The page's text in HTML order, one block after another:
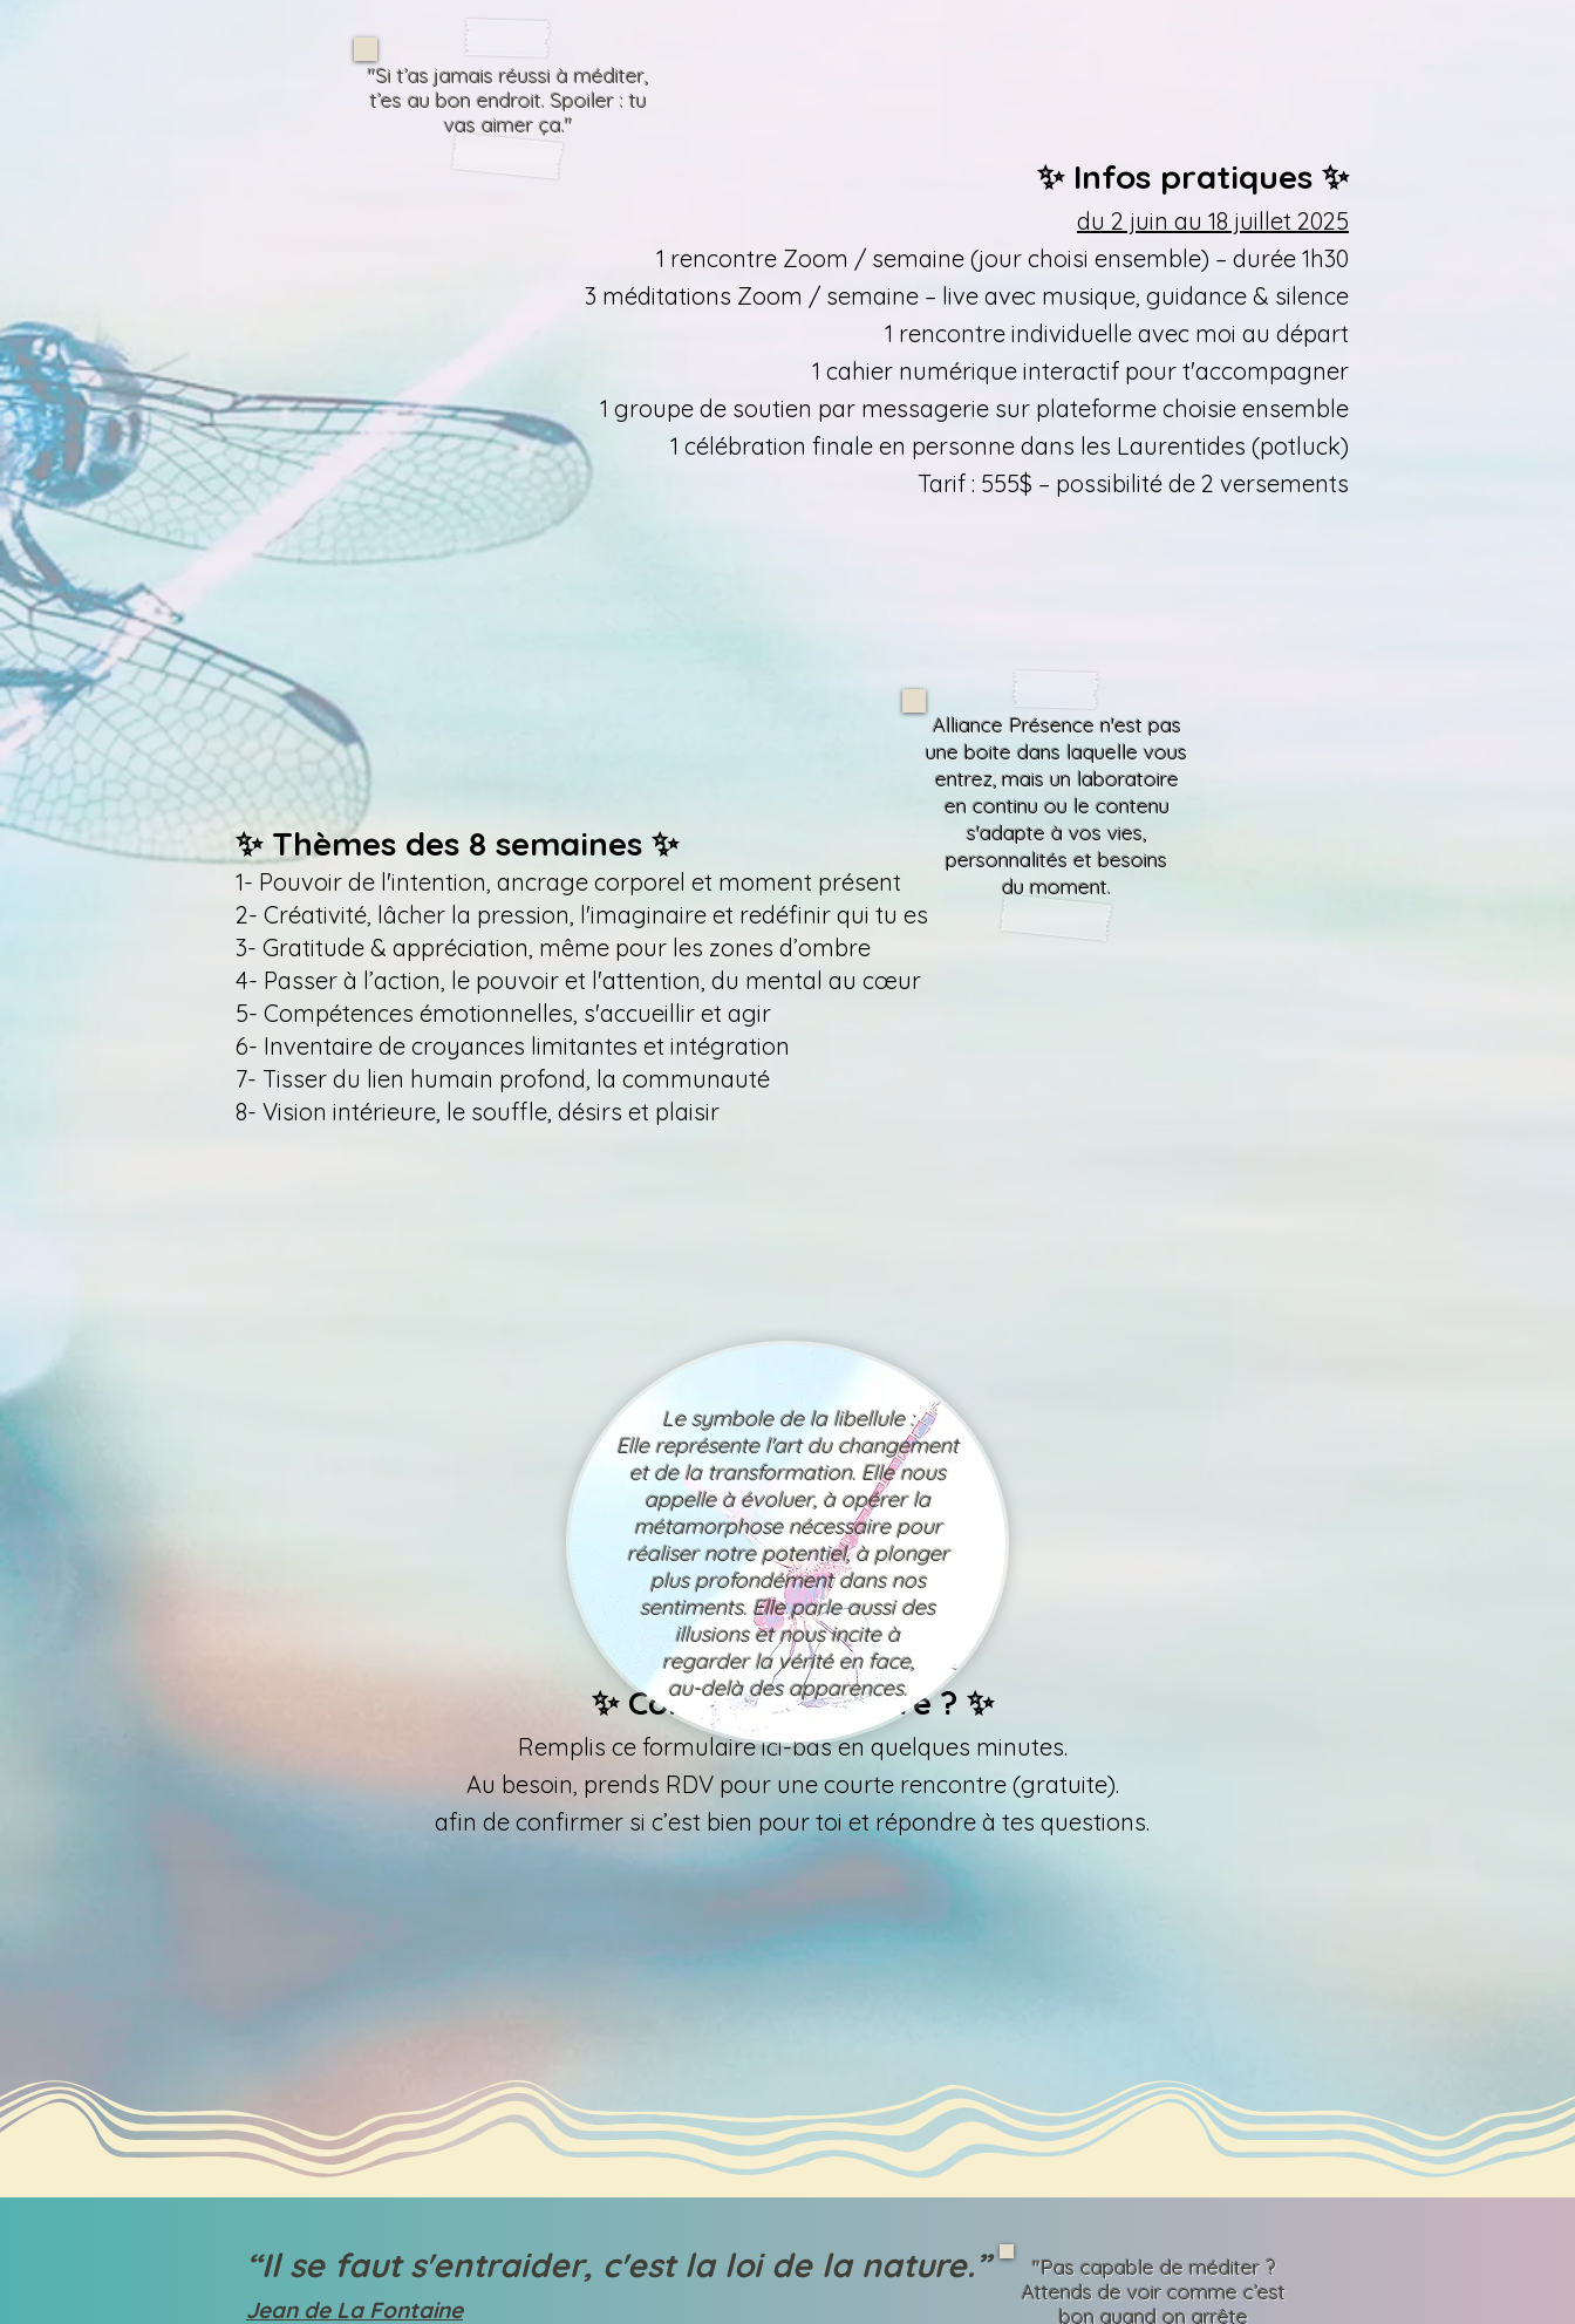
✨ Infos pratiques ✨
du 2 juin au 18 juillet 2025
1 rencontre Zoom / semaine (jour choisi ensemble) – durée 1h30
3 méditations Zoom / semaine – live avec musique, guidance & silence
1 rencontre individuelle avec moi au départ
1 cahier numérique interactif pour t'accompagner
1 groupe de soutien par messagerie sur plateforme choisie ensemble
1 célébration finale en personne dans les Laurentides (potluck)
Tarif : 555$ – possibilité de 2 versements
✨ Thèmes des 8 semaines ✨
1- Pouvoir de l'intention, ancrage corporel et moment présent
2- Créativité, lâcher la pression, l'imaginaire et redéfinir qui tu es
3- Gratitude & appréciation, même pour les zones d’ombre
4- Passer à l’action, le pouvoir et l'attention, du mental au cœur
5- Compétences émotionnelles, s'accueillir et agir
6- Inventaire de croyances limitantes et intégration
7- Tisser du lien humain profond, la communauté
8- Vision intérieure, le souffle, désirs et plaisir
✨ Comment s’inscrire ? ✨
Remplis ce formulaire ici-bas en quelques minutes.
Au besoin, prends RDV pour une courte rencontre (gratuite).
afin de confirmer si c’est bien pour toi et répondre à tes questions.
Alliance Présence n'est pas
une boite dans laquelle vous
entrez, mais un laboratoire
en continu ou le contenu
s'adapte à vos vies,
personnalités et besoins
du moment.
"Si t’as jamais réussi à méditer,
t’es au bon endroit. Spoiler : tu
vas aimer ça."
Le symbole de la libellule :
Elle représente l'art du changement
et de la transformation. Elle nous
appelle à évoluer, à opérer la
métamorphose nécessaire pour
réaliser notre potentiel, à plonger
plus profondément dans nos
sentiments. Elle parle aussi des
illusions et nous incite à
regarder la vérité en face,
au-delà des apparences.
“Il se faut s'entraider, c'est la loi de la nature.”
Jean de La Fontaine
"Pas capable de méditer ?
Attends de voir comme c’est
bon quand on arrête